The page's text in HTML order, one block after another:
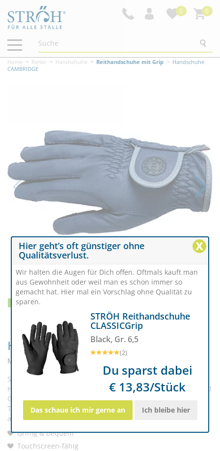
0 0
Navigation
ein-/ausblenden
Home Reiter Handschuhe Reithandschuhe mit Grip
Handschuhe
CAMBRIDGE
SCHNÄPPCHEN
Handschuhe CAMBRIDGE
Marine, Gr. XS
Sportlichkeit trifft auf klassisches, schlichtes Design. Der
Handschuh Cambridge bietet angenehmen Tragekomfort und
Griffigkeit für eine optimale Zügelführung. Durch
Touchscreen-kompatibles Material kann mit dem Handschuh
auch ein Smartphone bedient werden!
Griffig & bequem
Touchscreen-fähig
X
Hier geht’s oft günstiger ohne
Qualitätsverlust.
Wir halten die Augen für Dich offen. Oftmals kauft man
aus Gewohnheit oder weil man es schon immer so
gemacht hat. Hier mal ein Vorschlag ohne Qualität zu
sparen.
STRÖH Reithandschuhe
CLASSICGrip
Black, Gr. 6,5
(2)
Du sparst dabei
€ 13,83/Stück
Das schaue ich mir gerne an Ich bleibe hier